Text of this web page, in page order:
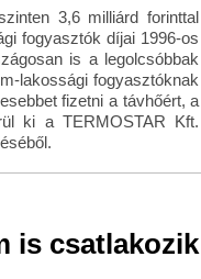
3,6 milliárd forinttal
fogyasztók díjai 1996-os
is a legolcsóbbak
lakossági fogyasztóknak
fizetni a távhőért, a
ki a TERMOSTAR Kft.
is csatlakozik